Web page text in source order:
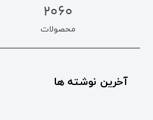
2060
محصولات
آخرین نوشته ها